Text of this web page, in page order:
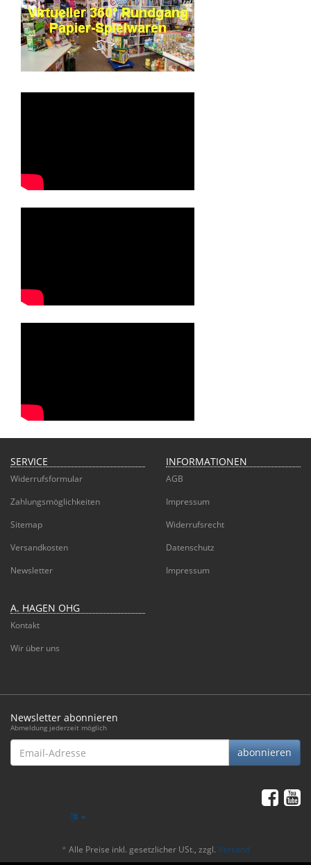
SERVICE
Widerrufsformular
Zahlungsmöglichkeiten
Sitemap
Versandkosten
Newsletter
INFORMATIONEN
AGB
Impressum
Widerrufsrecht
Datenschutz
Impressum
A. HAGEN OHG
Kontakt
Wir über uns
Newsletter abonnieren
Abmeldung jederzeit möglich
Email-
Adresse
abonnieren
* Alle Preise inkl. gesetzlicher USt., zzgl. Versand